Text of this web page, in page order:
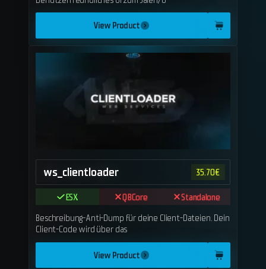
View Product
ws_clientloader 35.70€
ESX QBCore
Standalone
Beschreibung-Anti-Dump für deine Client-Dateien. Dein
Client-Code wird über das
View Product